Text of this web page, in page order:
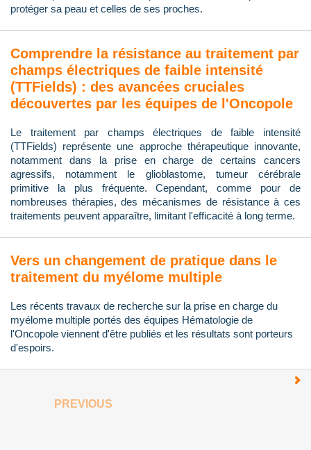
protéger sa peau et celles de ses proches.
Comprendre la résistance au traitement par
champs électriques de faible intensité
(TTFields) : des avancées cruciales
découvertes par les équipes de l'Oncopole
Le traitement par champs électriques de faible intensité
(TTFields) représente une approche thérapeutique innovante,
notamment dans la prise en charge de certains cancers
agressifs, notamment le glioblastome, tumeur cérébrale
primitive la plus fréquente. Cependant, comme pour de
nombreuses thérapies, des mécanismes de résistance à ces
traitements peuvent apparaître, limitant l'efficacité à long terme.
Vers un changement de pratique dans le
traitement du myélome multiple
Les récents travaux de recherche sur la prise en charge du
myélome multiple portés des équipes Hématologie de
l'Oncopole viennent d'être publiés et les résultats sont porteurs
d'espoirs.
PREVIOUS